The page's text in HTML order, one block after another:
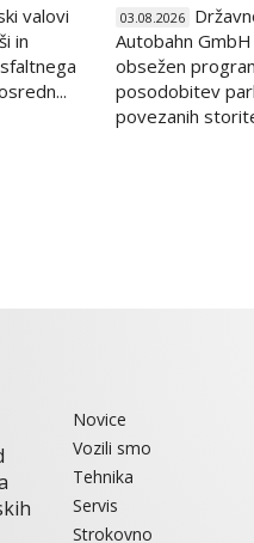
valovi
in
03.08.2026
Autobahn
obsežen
posodobitev
povezanih
Novice
Vozili smo
Tehnika
Servis
Strokovno